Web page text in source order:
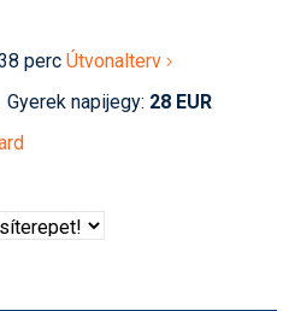
perc Útvonalterv
Gyerek napijegy: 28 EUR